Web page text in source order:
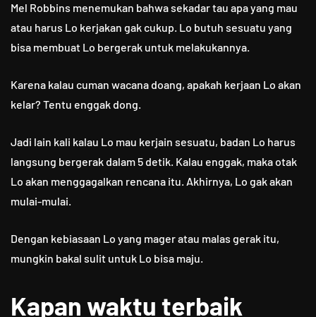
Mel Robbins menemukan bahwa sekadar tau apa yang mau
atau harus Lo kerjakan gak cukup. Lo butuh sesuatu yang
bisa membuat Lo bergerak untuk melakukannya.
Karena kalau cuman wacana doang, apakah kerjaan Lo akan
kelar? Tentu enggak dong.
Jadi lain kali kalau Lo mau kerjain sesuatu, badan Lo harus
langsung bergerak dalam 5 detik. Kalau enggak, maka otak
Lo akan menggagalkan rencana itu. Akhirnya, Lo gak akan
mulai-mulai.
Dengan kebiasaan Lo yang mager atau malas gerak itu,
mungkin bakal sulit untuk Lo bisa maju.
Kapan waktu terbaik